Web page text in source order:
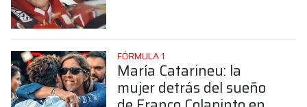
FÓRMULA 1
María Catarineu: la
mujer detrás del sueño